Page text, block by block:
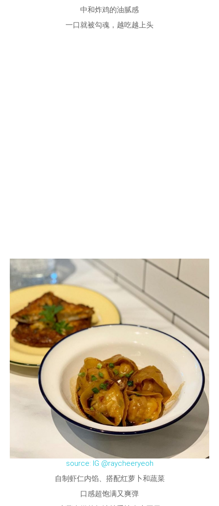
中和炸鸡的油腻感
一口就被勾魂，越吃越上头
source: IG @raycheeryeoh
自制虾仁内馅、搭配红萝卜和蔬菜
口感超饱满又爽弹